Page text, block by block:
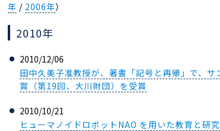
年 / 2006年）
2010年
2010/12/06
田中久美子准教授が、著書「記号と再帰」で、
賞（第19回、大川財団）を受賞
2010/10/21
ヒューマノイドロボットNAO を用いた教育と研